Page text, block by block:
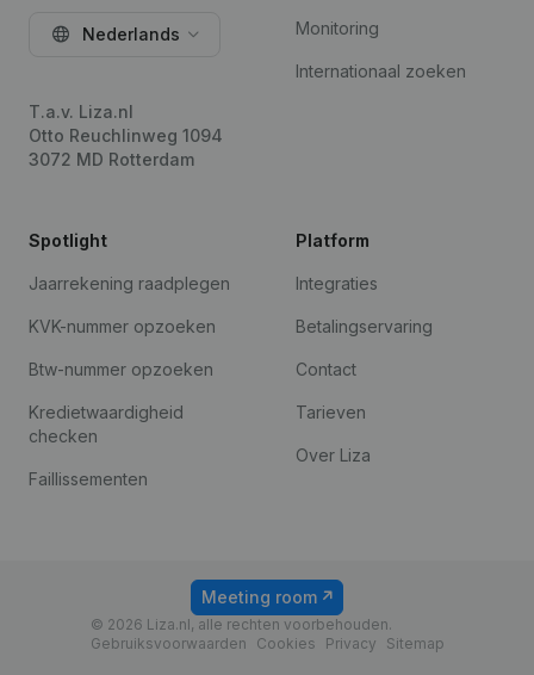
Nederlands
T.a.v. Liza.nl
Otto Reuchlinweg 1094
3072 MD Rotterdam
Monitoring
Internationaal zoeken
Spotlight
Jaarrekening raadplegen
KVK-nummer opzoeken
Btw-nummer opzoeken
Kredietwaardigheid
checken
Faillissementen
Platform
Integraties
Betalingservaring
Contact
Tarieven
Over Liza
© 2026 Liza.nl, alle rechten voorbehouden.
Gebruiksvoorwaarden
Cookies Privacy Sitemap
Meeting room